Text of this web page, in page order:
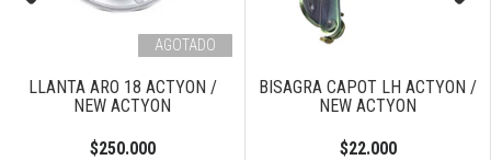
AGOTADO
LLANTA ARO 18 ACTYON /
NEW ACTYON
$250.000
BISAGRA CAPOT LH ACTYON /
NEW ACTYON
$22.000